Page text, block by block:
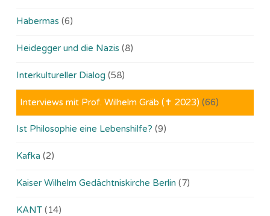
Habermas (6)
Heidegger und die Nazis (8)
Interkultureller Dialog (58)
Interviews mit Prof. Wilhelm Gräb (✝ 2023) (66)
Ist Philosophie eine Lebenshilfe? (9)
Kafka (2)
Kaiser Wilhelm Gedächtniskirche Berlin (7)
KANT (14)